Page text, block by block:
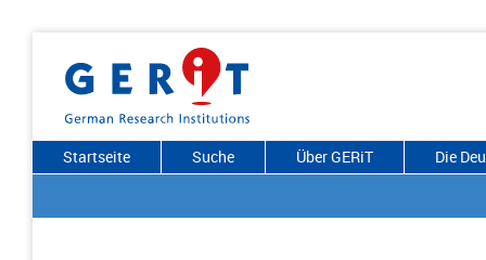
Startseite Suche Über GERiT Die